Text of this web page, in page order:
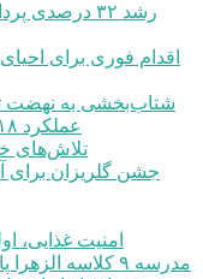
شتاب‌بخشی به نهضت
عملکرد ۱۸ ماهه امامی یگانه مورد قبول است
تلاش‌های
امنیت غذایی،
مدرسه ۹ کلاسه الزهرا پارس آباد مغان به بهره برداری رسید